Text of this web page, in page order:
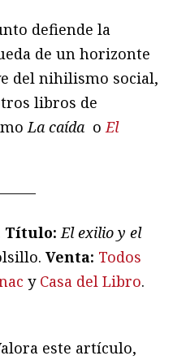
defiende la
de un horizonte
del nihilismo social,
libros de
La caída oEl
Título:El exilio y el
Venta: Todos
y Casa del Libro.
este artículo,